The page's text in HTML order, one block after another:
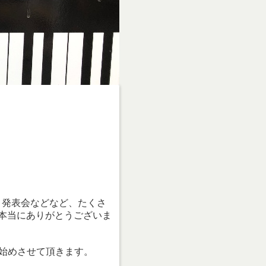
表会などなど、たくさ
当にありがとうございま
させて頂きます。